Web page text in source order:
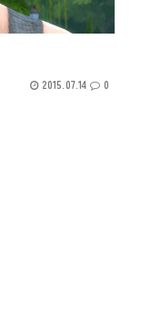
2015.07.14 0